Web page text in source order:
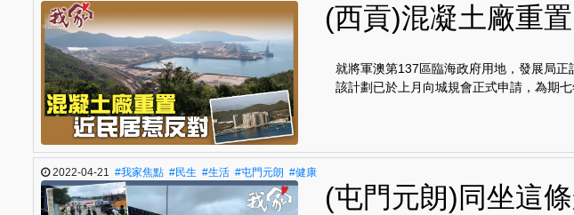
(西貢)混凝土廠重
就將軍澳第137區臨海政府用地，發展局正
該計劃已於上月向城規會正式申請，為期
2022-04-21 #我家焦點 #民生 #生活 #屯門元朗 #健康
(屯門元朗)同坐這